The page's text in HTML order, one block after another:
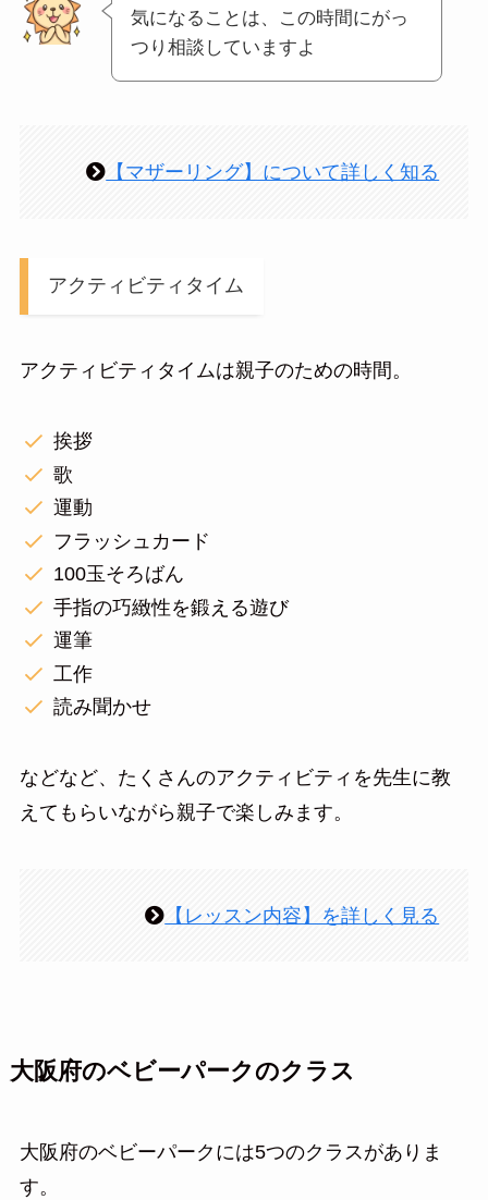
気になることは、この時間にがっ
つり相談していますよ
【マザーリング】について詳しく知る
アクティビティタイム
アクティビティタイムは親子のための時間。
挨拶
歌
運動
フラッシュカード
100玉そろばん
手指の巧緻性を鍛える遊び
運筆
工作
読み聞かせ
などなど、たくさんのアクティビティを先生に教
えてもらいながら親子で楽しみます。
【レッスン内容】を詳しく見る
大阪府のベビーパークのクラス
大阪府のベビーパークには5つのクラスがありま
す。